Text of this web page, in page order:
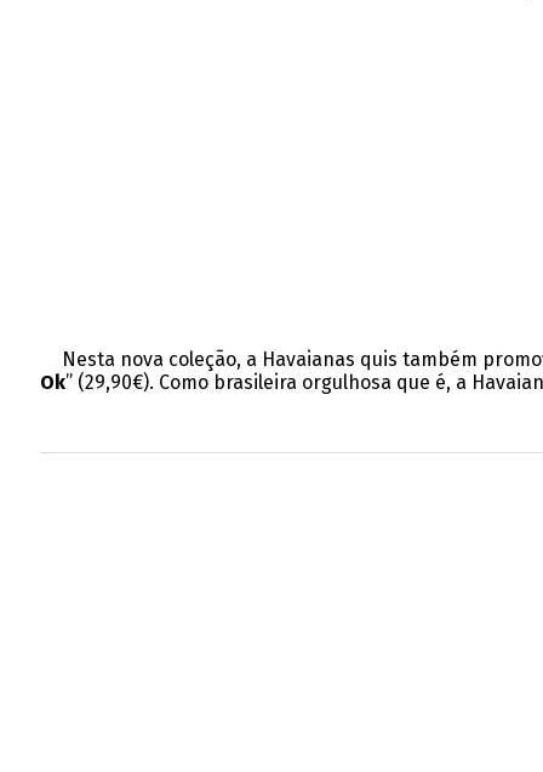
Nesta nova coleção, a Havaianas quis também
Ok” (29,90€). Como brasileira orgulhosa que é, a